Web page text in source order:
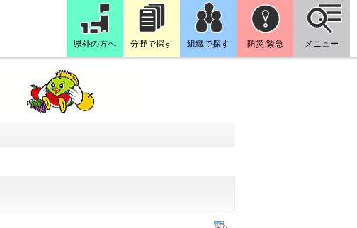
県外の方へ 分野で探す 組織で探す 防災 緊急 メニュー